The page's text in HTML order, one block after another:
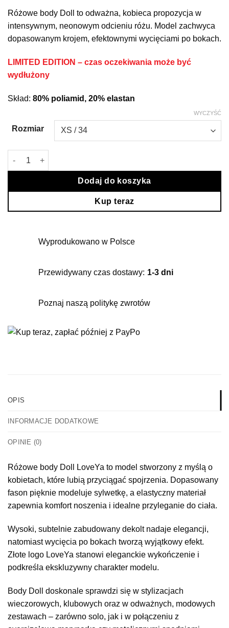
Różowe body Doll to odważna, kobieca propozycja w
intensywnym, neonowym odcieniu różu. Model zachwyca
dopasowanym krojem, efektownymi wycięciami po bokach.
LIMITED EDITION – czas oczekiwania może być
wydłużony
Skład: 80% poliamid, 20% elastan
Rozmiar
WYCZYŚĆ
ilość Różowe body Doll
Dodaj do koszyka
Kup teraz
Wyprodukowano w Polsce
Przewidywany czas dostawy: 1-3 dni
Poznaj naszą politykę zwrotów
OPIS
INFORMACJE DODATKOWE
OPINIE (0)
Różowe body Doll LoveYa to model stworzony z myślą o
kobietach, które lubią przyciągać spojrzenia. Dopasowany
fason pięknie modeluje sylwetkę, a elastyczny materiał
zapewnia komfort noszenia i idealne przyleganie do ciała.
Wysoki, subtelnie zabudowany dekolt nadaje elegancji,
natomiast wycięcia po bokach tworzą wyjątkowy efekt.
Złote logo LoveYa stanowi eleganckie wykończenie i
podkreśla ekskluzywny charakter modelu.
Body Doll doskonale sprawdzi się w stylizacjach
wieczorowych, klubowych oraz w odważnych, modowych
zestawach – zarówno solo, jak i w połączeniu z